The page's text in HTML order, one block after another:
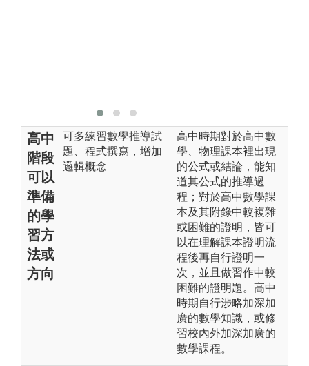
高中
階段
可以
準備
的學
習方
法或
方向
可多練習數學推導試
題、程式撰寫，增加
邏輯概念
高中時期對於高中數
學、物理課本裡出現
的公式或結論，能知
道其公式的推導過
程；對於高中數學課
本及其附錄中較複雜
或困難的證明，皆可
以在理解課本證明流
程後再自行證明一
次，並且做習作中較
困難的證明題。高中
時期自行涉略加深加
廣的數學知識，或修
習校內外加深加廣的
數學課程。